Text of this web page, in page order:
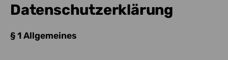
Datenschutzerklärung
§ 1 Allgemeines